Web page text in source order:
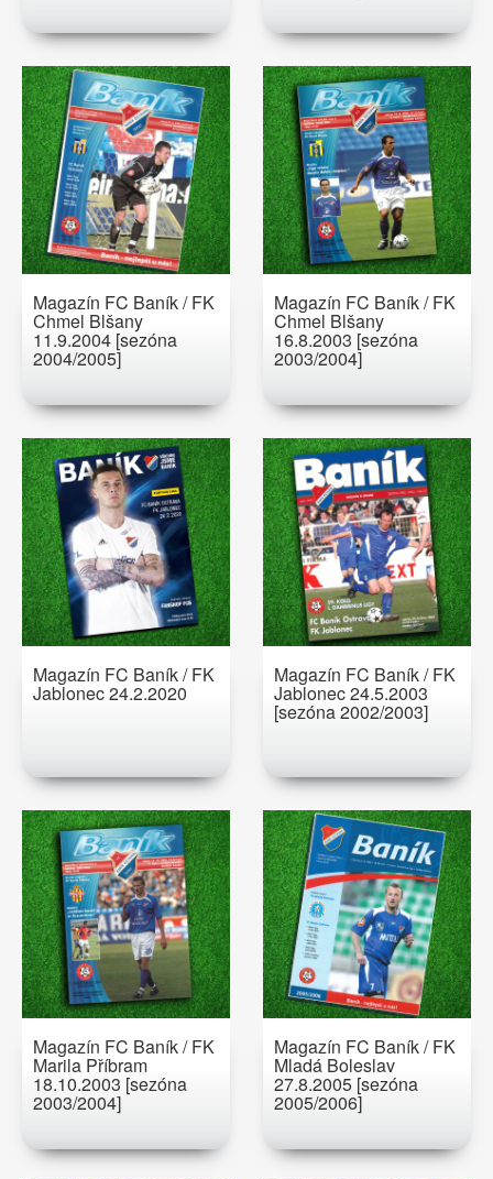
Magazín FC Baník / FK
Chmel Blšany
11.9.2004 [sezóna
2004/2005]
Magazín FC Baník / FK
Chmel Blšany
16.8.2003 [sezóna
2003/2004]
Magazín FC Baník / FK
Jablonec 24.2.2020
Magazín FC Baník / FK
Jablonec 24.5.2003
[sezóna 2002/2003]
Magazín FC Baník / FK
Marila Příbram
18.10.2003 [sezóna
2003/2004]
Magazín FC Baník / FK
Mladá Boleslav
27.8.2005 [sezóna
2005/2006]